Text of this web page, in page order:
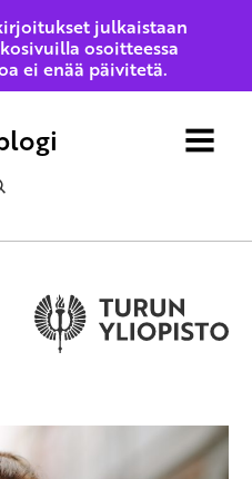
MENU
julkaistaan
osoitteessa
ei enää päivitetä.